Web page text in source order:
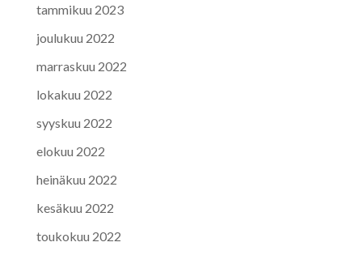
tammikuu 2023
joulukuu 2022
marraskuu 2022
lokakuu 2022
syyskuu 2022
elokuu 2022
heinäkuu 2022
kesäkuu 2022
toukokuu 2022